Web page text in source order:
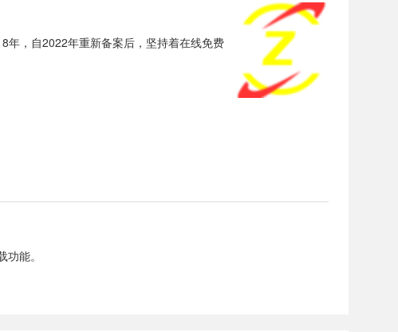
年，自2022年重新备案后，坚持着在线免费
能。